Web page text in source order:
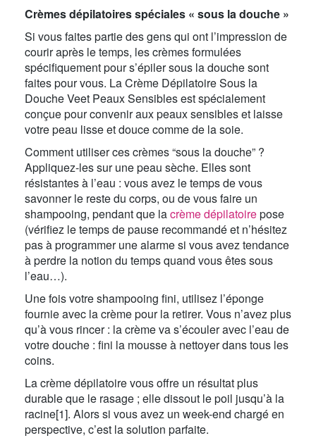
Crèmes dépilatoires spéciales « sous la douche »
Si vous faites partie des gens qui ont l’impression de
courir après le temps, les crèmes formulées
spécifiquement pour s’épiler sous la douche sont
faites pour vous. La Crème Dépilatoire Sous la
Douche Veet Peaux Sensibles est spécialement
conçue pour convenir aux peaux sensibles et laisse
votre peau lisse et douce comme de la soie.
Comment utiliser ces crèmes “sous la douche” ?
Appliquez-les sur une peau sèche. Elles sont
résistantes à l’eau : vous avez le temps de vous
savonner le reste du corps, ou de vous faire un
shampooing, pendant que lacrème dépilatoirepose
(vérifiez le temps de pause recommandé et n’hésitez
pas à programmer une alarme si vous avez tendance
à perdre la notion du temps quand vous êtes sous
l’eau…).
Une fois votre shampooing fini, utilisez l’éponge
fournie avec la crème pour la retirer. Vous n’avez plus
qu’à vous rincer : la crème va s’écouler avec l’eau de
votre douche : fini la mousse à nettoyer dans tous les
coins.
La crème dépilatoire vous offre un résultat plus
durable que le rasage ; elle dissout le poil jusqu’à la
racine[1]. Alors si vous avez un week-end chargé en
perspective, c’est la solution parfaite.